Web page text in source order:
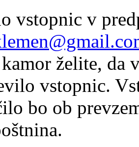
vstopnic v
želite, da
vstopnic.
bo ob